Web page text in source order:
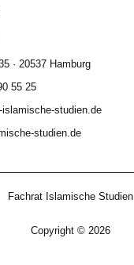
· 20537 Hamburg
55 25
studien.de
studien.de
Fachrat Islamische Studien
Copyright © 2026